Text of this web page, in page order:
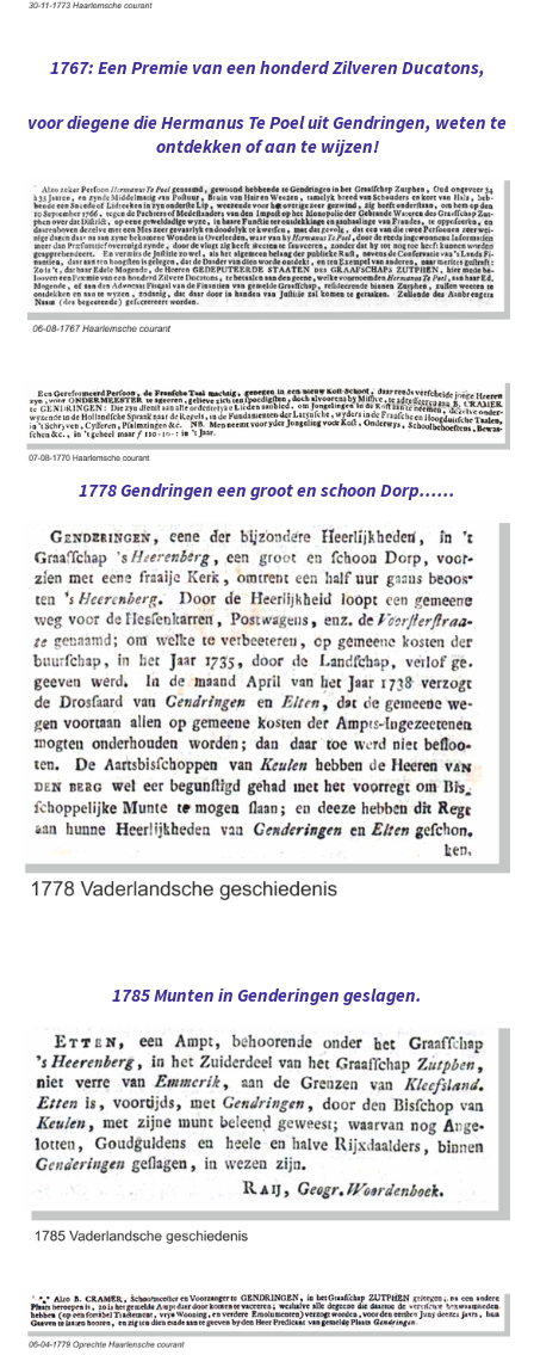
1767: Een Premie van een honderd Zilveren Ducatons,
voor diegene die Hermanus Te Poel uit Gendringen, weten te
ontdekken of aan te wijzen!
1778 Gendringen een groot en schoon Dorp......
1785 Munten in Genderingen geslagen.